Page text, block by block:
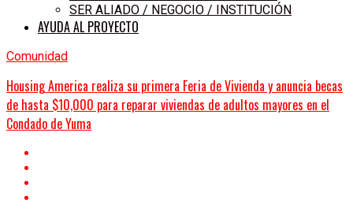
SER ALIADO / NEGOCIO / INSTITUCIÓN
AYUDA AL PROYECTO
Comunidad
Housing America realiza su primera Feria de Vivienda y anuncia becas
de hasta $10,000 para reparar viviendas de adultos mayores en el
Condado de Yuma